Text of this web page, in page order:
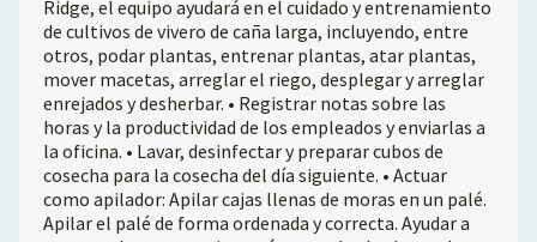
Ridge, el equipo ayudará en el cuidado y entrenamiento
de cultivos de vivero de caña larga, incluyendo, entre
otros, podar plantas, entrenar plantas, atar plantas,
mover macetas, arreglar el riego, desplegar y arreglar
enrejados y desherbar. • Registrar notas sobre las
horas y la productividad de los empleados y enviarlas a
la oficina. • Lavar, desinfectar y preparar cubos de
cosecha para la cosecha del día siguiente. • Actuar
como apilador: Apilar cajas llenas de moras en un palé.
Apilar el palé de forma ordenada y correcta. Ayudar a